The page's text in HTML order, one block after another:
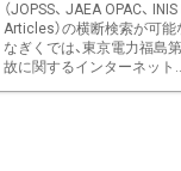
（JOPSS、 JAEA OPAC、
Articles）の横断検索が可能
なぎくでは、東京電力福島
故に関するインターネット